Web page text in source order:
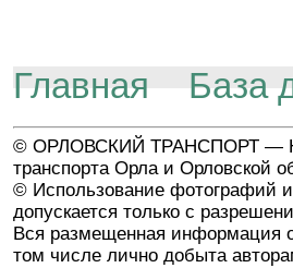
Главная База
© ОРЛОВСКИЙ ТРАНСПОРТ —
транспорта Орла и Орловской
© Использование фотографий
допускается только с
Вся размещенная информация
том числе лично добыта